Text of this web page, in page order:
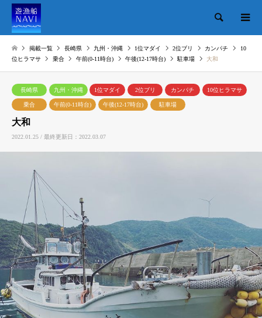
検索
掲載一覧 長崎県 九州・沖縄 1位マダイ 2位ブリ カンパチ
10
位ヒラマサ
乗合 午前(0-11時台) 午後(12-17時台) 駐車場 大和
長崎県 九州・沖縄 1位マダイ 2位ブリ カンパチ 10位ヒラマサ
乗合 午前(0-11時台) 午後(12-17時台) 駐車場
大和
2022.01.25 / 最終更新日：2022.03.07